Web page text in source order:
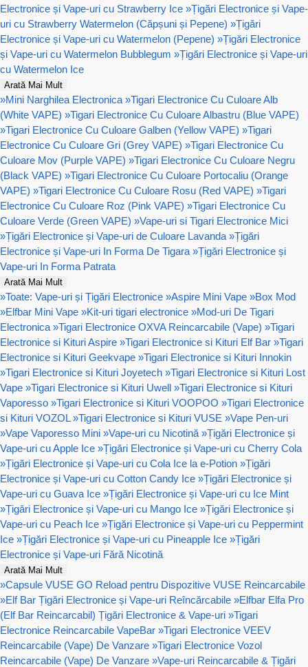
Electronice și Vape-uri cu Strawberry Ice »Țigări Electronice și Vape-
uri cu Strawberry Watermelon (Căpșuni și Pepene) »Țigări
Electronice și Vape-uri cu Watermelon (Pepene) »Țigări Electronice
și Vape-uri cu Watermelon Bubblegum »Țigări Electronice și Vape-uri
cu Watermelon Ice
Arată Mai Mult
»Mini Narghilea Electronica »Tigari Electronice Cu Culoare Alb
(White VAPE) »Tigari Electronice Cu Culoare Albastru (Blue VAPE)
»Tigari Electronice Cu Culoare Galben (Yellow VAPE) »Tigari
Electronice Cu Culoare Gri (Grey VAPE) »Tigari Electronice Cu
Culoare Mov (Purple VAPE) »Tigari Electronice Cu Culoare Negru
(Black VAPE) »Tigari Electronice Cu Culoare Portocaliu (Orange
VAPE) »Tigari Electronice Cu Culoare Rosu (Red VAPE) »Tigari
Electronice Cu Culoare Roz (Pink VAPE) »Tigari Electronice Cu
Culoare Verde (Green VAPE) »Vape-uri si Tigari Electronice Mici
»Țigări Electronice și Vape-uri de Culoare Lavanda »Țigări
Electronice și Vape-uri In Forma De Tigara »Țigări Electronice și
Vape-uri In Forma Patrata
Arată Mai Mult
»Toate: Vape-uri și Țigări Electronice »Aspire Mini Vape »Box Mod
»Elfbar Mini Vape »Kit-uri tigari electronice »Mod-uri De Tigari
Electronica »Tigari Electronice OXVA Reincarcabile (Vape) »Tigari
Electronice si Kituri Aspire »Tigari Electronice si Kituri Elf Bar »Tigari
Electronice si Kituri Geekvape »Tigari Electronice si Kituri Innokin
»Tigari Electronice si Kituri Joyetech »Tigari Electronice si Kituri Lost
Vape »Tigari Electronice si Kituri Uwell »Tigari Electronice si Kituri
Vaporesso »Tigari Electronice si Kituri VOOPOO »Tigari Electronice
si Kituri VOZOL »Tigari Electronice si Kituri VUSE »Vape Pen-uri
»Vape Vaporesso Mini »Vape-uri cu Nicotină »Țigări Electronice și
Vape-uri cu Apple Ice »Țigări Electronice și Vape-uri cu Cherry Cola
»Țigări Electronice și Vape-uri cu Cola Ice la e-Potion »Țigări
Electronice și Vape-uri cu Cotton Candy Ice »Țigări Electronice și
Vape-uri cu Guava Ice »Țigări Electronice și Vape-uri cu Ice Mint
»Țigări Electronice și Vape-uri cu Mango Ice »Țigări Electronice și
Vape-uri cu Peach Ice »Țigări Electronice și Vape-uri cu Peppermint
Ice »Țigări Electronice și Vape-uri cu Pineapple Ice »Țigări
Electronice și Vape-uri Fără Nicotină
Arată Mai Mult
»Capsule VUSE GO Reload pentru Dispozitive VUSE Reincarcabile
»Elf Bar Țigări Electronice și Vape-uri Reîncărcabile »Elfbar Elfa Pro
(Elf Bar Reincarcabil) Țigări Electronice & Vape-uri »Tigari
Electronice Reincarcabile VapeBar »Tigari Electronice VEEV
Reincarcabile (Vape) De Vanzare »Tigari Electronice Vozol
Reincarcabile (Vape) De Vanzare »Vape-uri Reincarcabile & Țigări